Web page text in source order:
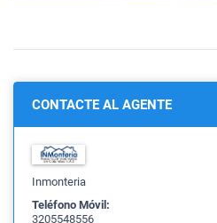
CONTACTE AL AGENTE
Inmonteria
Teléfono Móvil:
3205548556